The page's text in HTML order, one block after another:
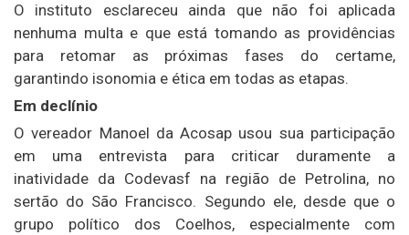
O instituto esclareceu ainda que não foi aplicada
nenhuma multa e que está tomando as providências
para retomar as próximas fases do certame,
garantindo isonomia e ética em todas as etapas.
Em declínio
O vereador Manoel da Acosap usou sua participação
em uma entrevista para criticar duramente a
inatividade da Codevasf na região de Petrolina, no
sertão do São Francisco. Segundo ele, desde que o
grupo político dos Coelhos, especialmente com